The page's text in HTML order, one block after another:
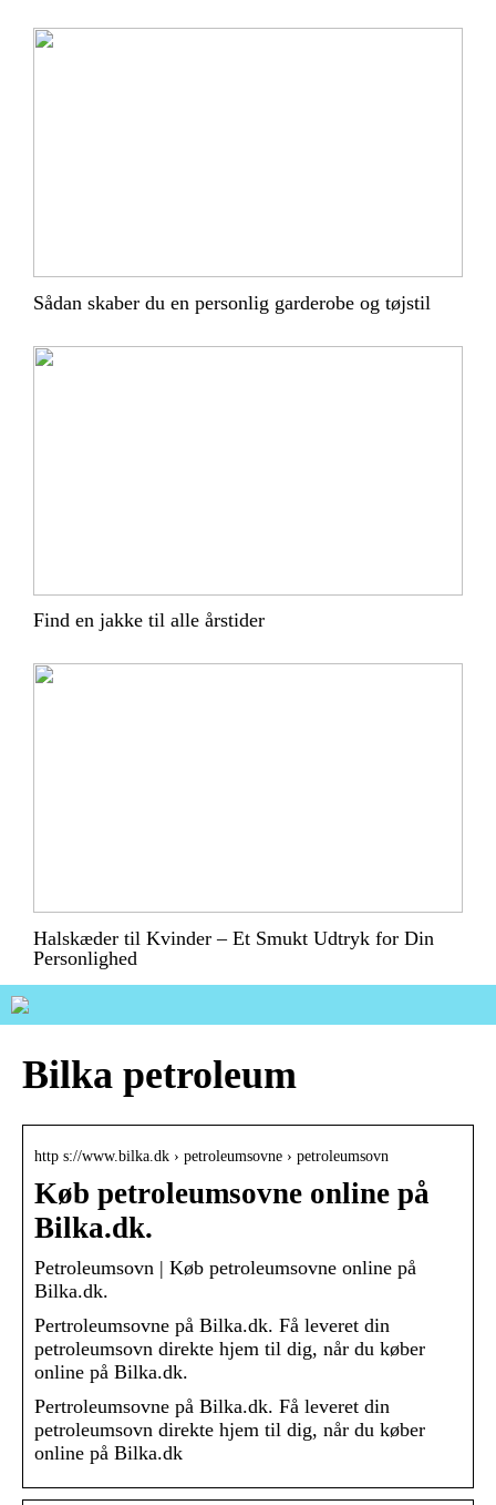
Sådan skaber du en personlig garderobe og tøjstil
Find en jakke til alle årstider
Halskæder til Kvinder – Et Smukt Udtryk for Din
Personlighed
Bilka petroleum
http s://www.bilka.dk › petroleumsovne › petroleumsovn
Køb petroleumsovne online på
Bilka.dk.
Petroleumsovn | Køb petroleumsovne online på
Bilka.dk.
Pertroleumsovne på Bilka.dk. Få leveret din
petroleumsovn direkte hjem til dig, når du køber
online på Bilka.dk.
Pertroleumsovne på Bilka.dk. Få leveret din
petroleumsovn direkte hjem til dig, når du køber
online på Bilka.dk